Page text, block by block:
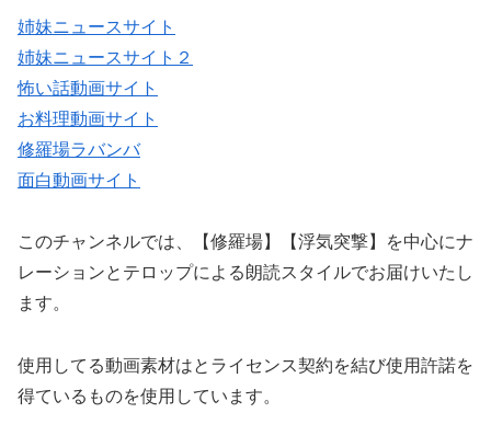
姉妹ニュースサイト
姉妹ニュースサイト２
怖い話動画サイト
お料理動画サイト
修羅場ラバンバ
面白動画サイト
このチャンネルでは、【修羅場】【浮気突撃】を中心にナ
レーションとテロップによる朗読スタイルでお届けいたし
ます。
使用してる動画素材はとライセンス契約を結び使用許諾を
得ているものを使用しています。